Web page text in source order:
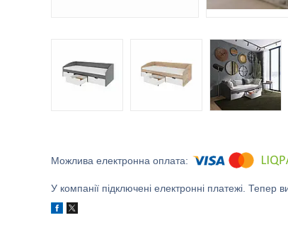
У компанії підключені електронні платежі.